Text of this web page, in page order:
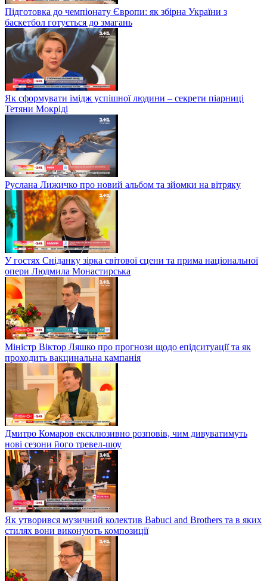
Підготовка до чемпіонату Європи: як збірна України з
баскетбол готується до змагань
Як сформувати імідж успішної людини – секрети піарниці
Тетяни Мокріді
Руслана Лижичко про новий альбом та зйомки на вітряку
У гостях Сніданку зірка світової сцени та прима національної
опери Людмила Монастирська
Міністр Віктор Ляшко про прогнози щодо епідситуації та як
проходить вакцинальна кампанія
Дмитро Комаров ексклюзивно розповів, чим дивуватимуть
нові сезони його тревел-шоу
Як утворився музичний колектив Babuci and Brothers та в яких
стилях вони виконують композиції